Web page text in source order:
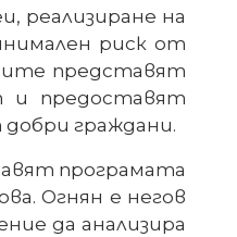
реализиране на
риск от
представят
и предоставят
граждани.
програмата
Огнян е негов
да анализира